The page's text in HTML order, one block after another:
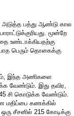
அடுத்த பத்து ஆண்டு கால
மூன்றே
உண்டாக்கியதற்கு
பெரும் தொகைக்கு
இந்த அணிகளை
வேண்டும். இது தவிர,
சி கொடுக்க வேண்டும்.
மதிப்பை கணக்கில்
சீசனில் 215 கோடிக்கு